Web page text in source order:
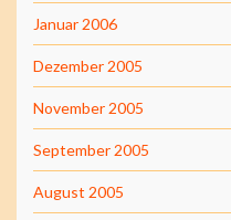
Januar 2006
Dezember 2005
November 2005
September 2005
August 2005